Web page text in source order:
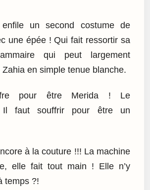
un second costume de
une épée ! Qui fait ressortir sa
qui peut largement
en simple tenue blanche.
pour être Merida ! Le
Il faut souffrir pour être un
à la couture !!! La machine
elle fait tout main ! Elle n’y
temps ?!